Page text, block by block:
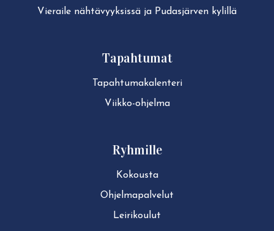
Vieraile näh­tä­vyyk­sis­sä ja Pudasjärven kylillä
Tapahtumat
Ta­pah­tu­ma­ka­len­te­ri
Viikko-ohjelma
Ryhmille
Kokousta
Ohjelmapalvelut
Leirikoulut